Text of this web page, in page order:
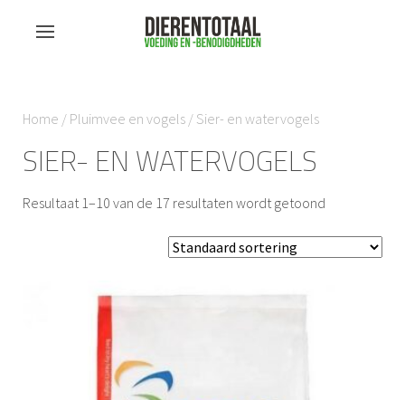
Home / Pluimvee en vogels / Sier- en watervogels
SIER- EN WATERVOGELS
Resultaat 1–10 van de 17 resultaten wordt getoond